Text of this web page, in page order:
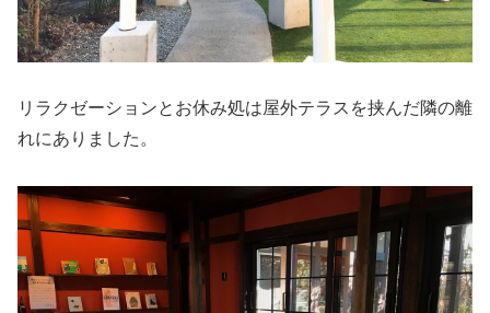
リラクゼーションとお休み処は屋外テラスを挟んだ隣の離
れにありました。